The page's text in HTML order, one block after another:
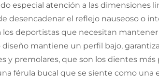
especial atención a las dimensiones
desencadenar el reflejo nauseoso o
los deportistas que necesitan
diseño mantiene un perfil bajo,
y premolares, que son los dientes
férula bucal que se siente como